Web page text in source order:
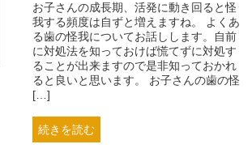
お子さんの成長期、活発に動き回ると怪
我する頻度は自ずと増えますね。 よくあ
る歯の怪我についてお話しします。自前
に対処法を知っておけば慌てずに対処す
ることが出来ますので是非知っておかれ
ると良いと思います。 お子さんの歯の怪
[…]
続きを読む